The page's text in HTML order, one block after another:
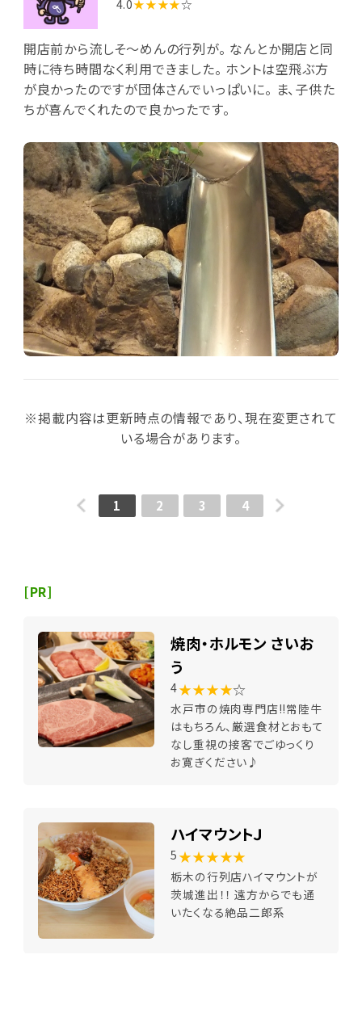
4.0★★★★☆
開店前から流しそ〜めんの行列が。 なんとか開店と同
時に待ち時間なく利用できました。 ホントは空飛ぶ方
が良かったのですが団体さんでいっぱいに。 ま、子供た
ちが喜んでくれたので良かったです。
※掲載内容は更新時点の情報であり、現在変更されて
いる場合があります。
1 2 3 4
[PR]
焼肉・ホルモン さいお
う
4★★★★☆
水戸市の焼肉専門店!!常陸牛
はもちろん、厳選食材とおもて
なし重視の接客でごゆっくり
お寛ぎください♪
ハイマウントＪ
5 ★★★★★
栃木の行列店ハイマウントが
茨城進出！！ 遠方からでも通
いたくなる絶品二郎系